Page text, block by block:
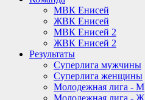
МВК Енисей
ЖВК Енисей
МВК Енисей 2
ЖВК Енисей 2
Результаты
Суперлига мужчины
Суперлига женщины
Молодежная лига - М
Молодежная лига - Ж